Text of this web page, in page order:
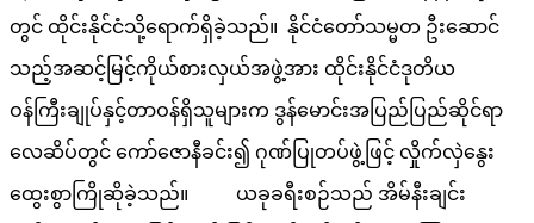
တွင် ထိုင်းနိုင်ငံသို့ရောက်ရှိခဲ့သည်။ နိုင်ငံတော်သမ္မတ ဦးဆောင်
သည့်အဆင့်မြင့်ကိုယ်စားလှယ်အဖွဲ့အား ထိုင်းနိုင်ငံဒုတိယ
ဝန်ကြီးချုပ်နှင့်တာဝန်ရှိသူများက ဒွန်မောင်းအပြည်ပြည်ဆိုင်ရာ
လေဆိပ်တွင် ကော်ဇောနီခင်း၍ ဂုဏ်ပြုတပ်ဖွဲ့ဖြင့် လှိုက်လှဲနွေး
ထွေးစွာကြိုဆိုခဲ့သည်။ ယခုခရီးစဉ်သည် အိမ်နီးချင်း